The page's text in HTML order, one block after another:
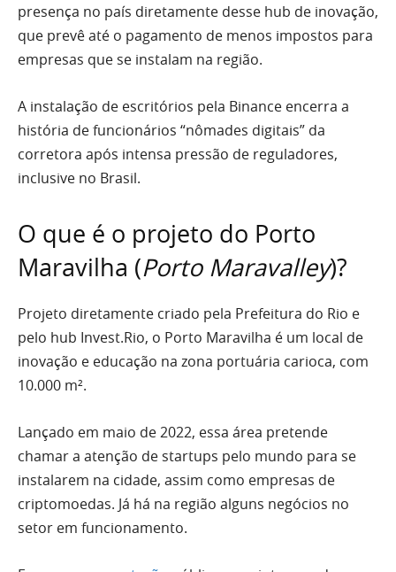
presença no país diretamente desse hub de inovação,
que prevê até o pagamento de menos impostos para
empresas que se instalam na região.
A instalação de escritórios pela Binance encerra a
história de funcionários “nômades digitais” da
corretora após intensa pressão de reguladores,
inclusive no Brasil.
O que é o projeto do Porto
Maravilha (Porto Maravalley)?
Projeto diretamente criado pela Prefeitura do Rio e
pelo hub Invest.Rio, o Porto Maravilha é um local de
inovação e educação na zona portuária carioca, com
10.000 m².
Lançado em maio de 2022, essa área pretende
chamar a atenção de startups pelo mundo para se
instalarem na cidade, assim como empresas de
criptomoedas. Já há na região alguns negócios no
setor em funcionamento.